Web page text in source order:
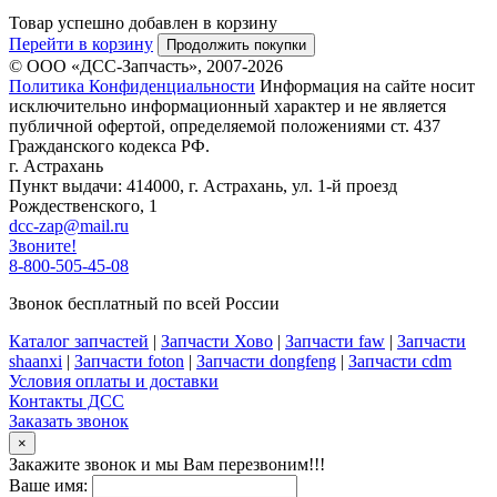
Товар успешно добавлен в корзину
Перейти в корзину
Продолжить покупки
© ООО «ДСС-Запчасть», 2007-2026
Политика Конфиденциальности Информация на сайте носит
исключительно информационный характер и не является
публичной офертой, определяемой положениями ст. 437
Гражданского кодекса РФ.
г. Астрахань
Пункт выдачи: 414000, г. Астрахань, ул. 1-й проезд
Рождественского, 1
dcc-zap@mail.ru
Звоните!
8-800-505-45-08
Звонок бесплатный по всей России
Каталог запчастей | Запчасти Хово | Запчасти faw | Запчасти
shaanxi | Запчасти foton | Запчасти dongfeng | Запчасти cdm
Условия оплаты и доставки
Контакты ДСС
Заказать звонок
×
Закажите звонок и мы Вам перезвоним!!!
Ваше имя: